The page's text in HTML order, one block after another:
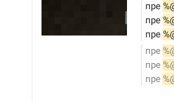
пре
пре
пре
пре
пре
пре